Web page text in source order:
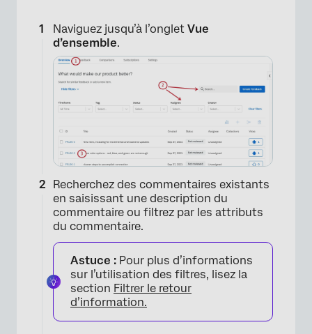
Naviguez jusqu’à l’onglet Vue
d’ensemble.
Recherchez des commentaires existants
en saisissant une description du
commentaire ou filtrez par les attributs
du commentaire.
Astuce : Pour plus d’informations
sur l’utilisation des filtres, lisez la
section Filtrer le retour
d’information.